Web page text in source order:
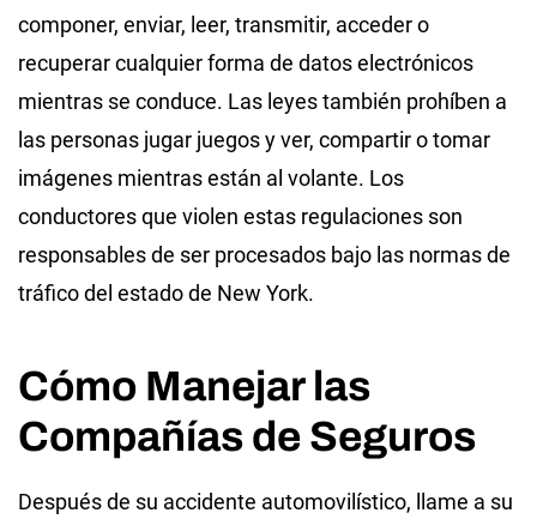
componer, enviar, leer, transmitir, acceder o
recuperar cualquier forma de datos electrónicos
mientras se conduce. Las leyes también prohíben a
las personas jugar juegos y ver, compartir o tomar
imágenes mientras están al volante. Los
conductores que violen estas regulaciones son
responsables de ser procesados bajo las normas de
tráfico del estado de New York.
Cómo Manejar las
Compañías de Seguros
Después de su accidente automovilístico, llame a su